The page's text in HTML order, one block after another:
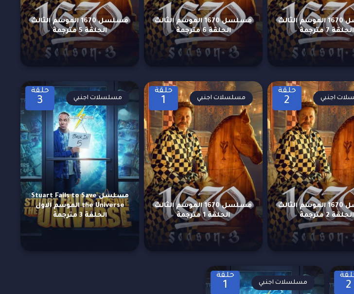
مسلسل 1670 الموسم الثالث
الحلقة 7 مترجمة
مسلسل 1670 الموسم الثالث
الحلقة 6 مترجمة
مسلسل 1670 الموسم الثالث
الحلقة 5 مترجمة
حلقة
2
مسلسل 1670 الموسم الثالث
الحلقة 2 مترجمة
اجنبي
حلقة
1
مسلسل 1670 الموسم الثالث
الحلقة 1 مترجمة
مسلسلات اجنبي
حلقة
3
مسلسل Stuart Fails to Save
the Universe الموسم الاول
الحلقة 3 مترجمة
مسلسلات اجنبي
2
حلقة
1 مسلسلات اجنبي